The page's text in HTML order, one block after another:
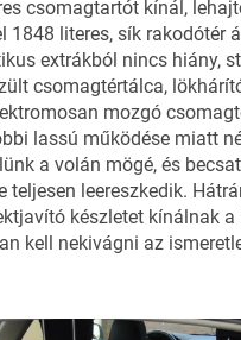
csomagtartót kínál,
1848 literes, sík rakodótér
extrákból nincs hiány,
csomagtértálca,
mozgó
lassú működése miatt
a volán mögé, és
teljesen leereszkedik.
készletet kínálnak a
kell nekivágni az